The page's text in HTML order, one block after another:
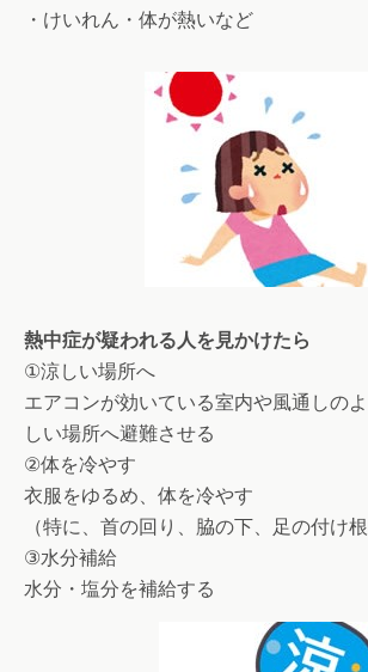
・けいれん・体が熱いなど
熱中症が疑われる人を見かけたら
①涼しい場所へ
エアコンが効いている室内や風通しの
しい場所へ避難させる
②体を冷やす
衣服をゆるめ、体を冷やす
（特に、首の回り、脇の下、足の付け根
③水分補給
水分・塩分を補給する